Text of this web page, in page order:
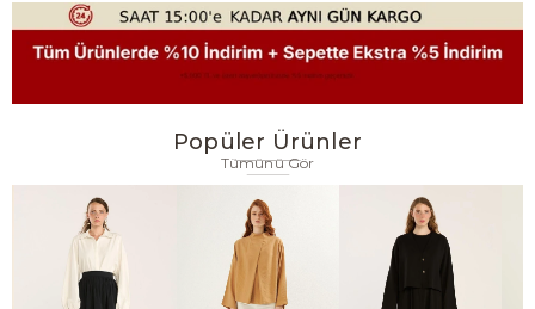
Popüler Ürünler
Tümünü Gör